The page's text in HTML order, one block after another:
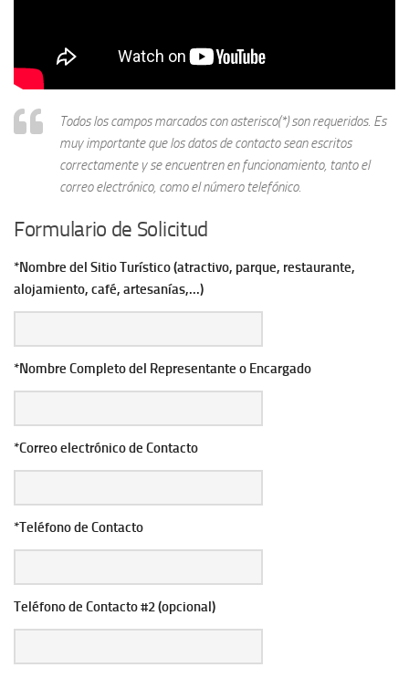
Todos los campos marcados con asterisco(*) son requeridos. Es
muy importante que los datos de contacto sean escritos
correctamente y se encuentren en funcionamiento, tanto el
correo electrónico, como el número telefónico.
Formulario de Solicitud
*Nombre del Sitio Turístico (atractivo, parque, restaurante,
alojamiento, café, artesanías,...)
*Nombre Completo del Representante o Encargado
*Correo electrónico de Contacto
*Teléfono de Contacto
Teléfono de Contacto #2 (opcional)